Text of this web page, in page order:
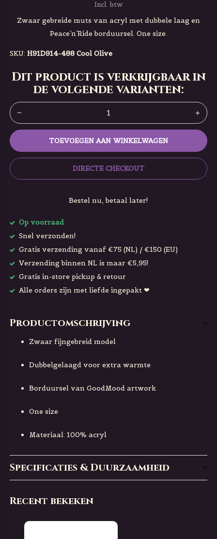
Incl. btw
Zwaar gebreide muts van acryl met dubbele laag en
Peace’n’Ride borduursel. One size.
SKU: H91D914-488 Cool Olive
Dit product is verkrijgbaar in
de volgende varianten:
TOEVOEGEN AAN WINKELWAGEN
DIRECTE CHECKOUT
Bestel nu, betaal later!
Op voorraad
Snel verzonden!
Gratis verzending vanaf €75 (NL) / €150 (EU)
Verzending binnen NL is maar €5,95!
Gratis in-store pickup & retour
Alle orders zijn met liefde ingepakt ❤
Productomschrijving
Zwaar fijngebreid model
Dubbelgelaagd voor extra warmte
Borduursel van GoodMood artwork
One size
Materiaal: 100% acryl
Specificaties & Duurzaamheid
Recent bekeken